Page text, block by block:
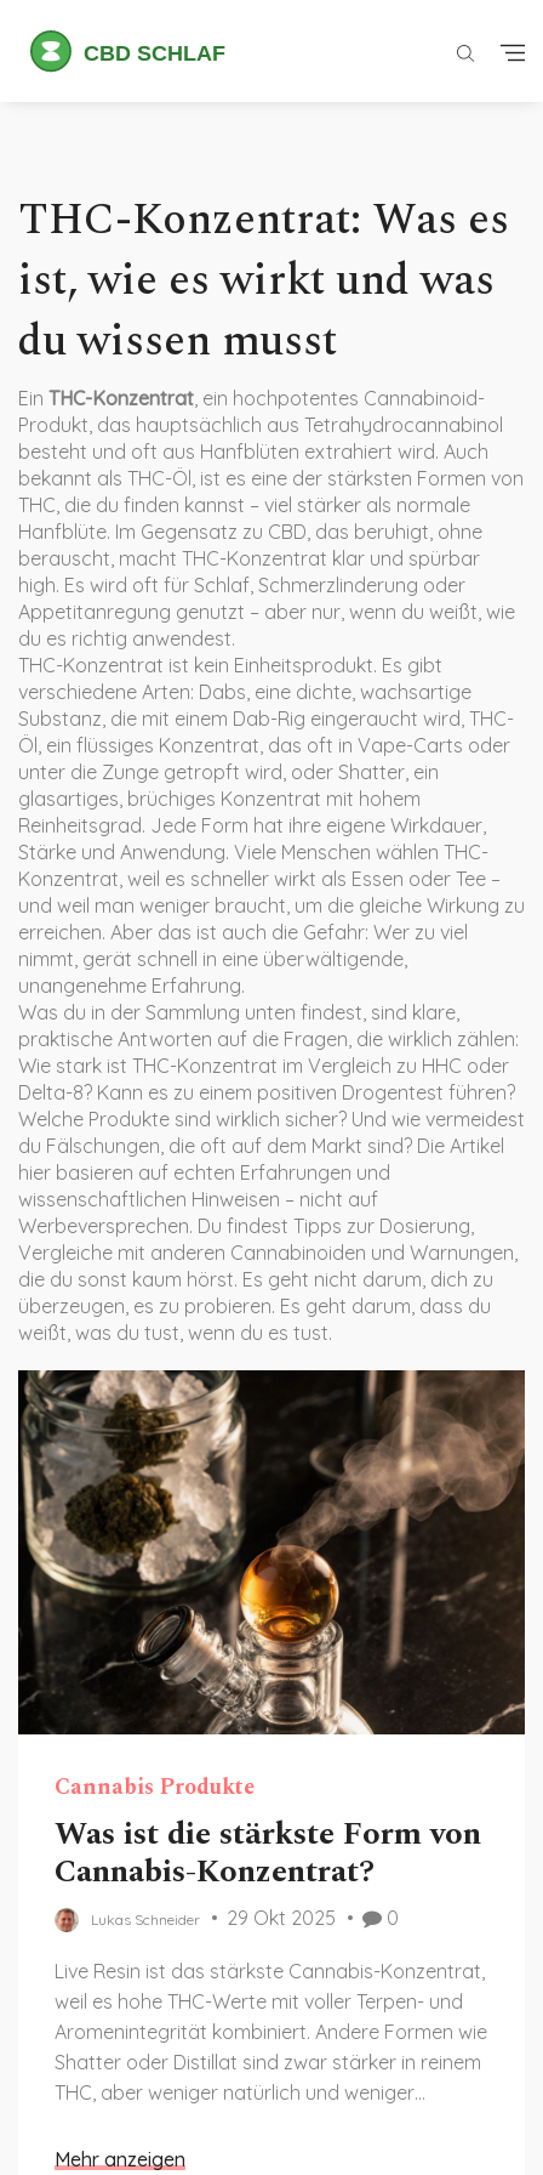
THC-Konzentrat: Was es
ist, wie es wirkt und was
du wissen musst
Ein THC-Konzentrat, ein hochpotentes Cannabinoid-
Produkt, das hauptsächlich aus Tetrahydrocannabinol
besteht und oft aus Hanfblüten extrahiert wird. Auch
bekannt als THC-Öl , ist es eine der stärksten Formen von
THC, die du finden kannst – viel stärker als normale
Hanfblüte. Im Gegensatz zu CBD, das beruhigt, ohne
berauscht, macht THC-Konzentrat klar und spürbar
high. Es wird oft für Schlaf, Schmerzlinderung oder
Appetitanregung genutzt – aber nur, wenn du weißt, wie
du es richtig anwendest.
THC-Konzentrat ist kein Einheitsprodukt. Es gibt
verschiedene Arten: Dabs, eine dichte, wachsartige
Substanz, die mit einem Dab-Rig eingeraucht wird, THC-
Öl , ein flüssiges Konzentrat, das oft in Vape-Carts oder
unter die Zunge getropft wird, oder Shatter, ein
glasartiges, brüchiges Konzentrat mit hohem
Reinheitsgrad. Jede Form hat ihre eigene Wirkdauer,
Stärke und Anwendung. Viele Menschen wählen THC-
Konzentrat, weil es schneller wirkt als Essen oder Tee –
und weil man weniger braucht, um die gleiche Wirkung zu
erreichen. Aber das ist auch die Gefahr: Wer zu viel
nimmt, gerät schnell in eine überwältigende,
unangenehme Erfahrung.
Was du in der Sammlung unten findest, sind klare,
praktische Antworten auf die Fragen, die wirklich zählen:
Wie stark ist THC-Konzentrat im Vergleich zu HHC oder
Delta-8? Kann es zu einem positiven Drogentest führen?
Welche Produkte sind wirklich sicher? Und wie vermeidest
du Fälschungen, die oft auf dem Markt sind? Die Artikel
hier basieren auf echten Erfahrungen und
wissenschaftlichen Hinweisen – nicht auf
Werbeversprechen. Du findest Tipps zur Dosierung,
Vergleiche mit anderen Cannabinoiden und Warnungen,
die du sonst kaum hörst. Es geht nicht darum, dich zu
überzeugen, es zu probieren. Es geht darum, dass du
weißt, was du tust, wenn du es tust.
Cannabis Produkte
Was ist die stärkste Form von
Cannabis-Konzentrat?
Lukas Schneider 29 Okt 2025 0
Live Resin ist das stärkste Cannabis-Konzentrat,
weil es hohe THC-Werte mit voller Terpen- und
Aromenintegrität kombiniert. Andere Formen wie
Shatter oder Distillat sind zwar stärker in reinem
THC, aber weniger natürlich und weniger
Mehr anzeigen